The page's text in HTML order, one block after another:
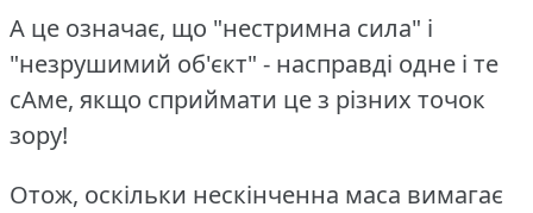
А це означає, що "нестримна сила" і
"незрушимий об'єкт" - насправді одне і те
сАме, якщо сприймати це з різних точок
зору!
Отож, оскільки нескінченна маса вимагає